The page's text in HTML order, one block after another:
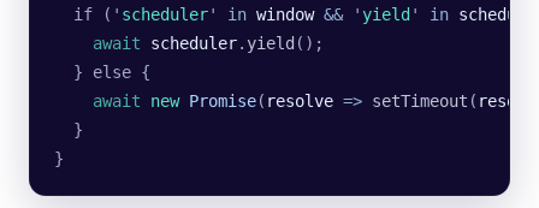
  if (
' scheduler' in window && ' yield ' in
    await
scheduler. yield ();
  } else {
    await
new Promise( resolve => setTimeout (
  }
}